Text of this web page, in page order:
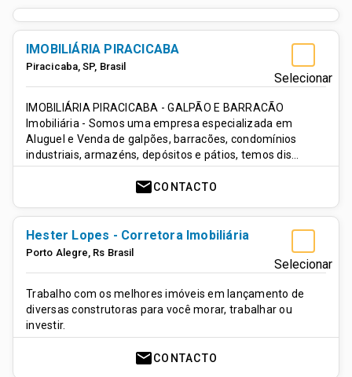
Selecionar
IMOBILIÁRIA PIRACICABA
Piracicaba, SP, Brasil
IMOBILIÁRIA PIRACICABA - GALPÃO E BARRACÃO
Imobiliária - Somos uma empresa especializada em
Aluguel e Venda de galpões, barracões, condomínios
industriais, armazéns, depósitos e pátios, temos dis…
mailCONTACTO
Selecionar
Hester Lopes - Corretora Imobiliária
Porto Alegre, Rs Brasil
Trabalho com os melhores imóveis em lançamento de
diversas construtoras para você morar, trabalhar ou
investir.
mailCONTACTO